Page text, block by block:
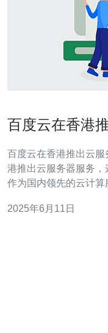
百度云在香港
百度云在香港推出云服务器服务 近日，
港推出云服务器服务，
作为国内领先的云计
计算解决方案。 百度云的云服务器服务具有多个独特的特
2025年6月11日